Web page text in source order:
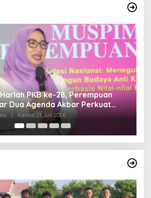
PAN Sulteng, Gubernur Anwar
Sinergi Optimalkan Potensi Daerah
| Minggu, 5 Juli 2026